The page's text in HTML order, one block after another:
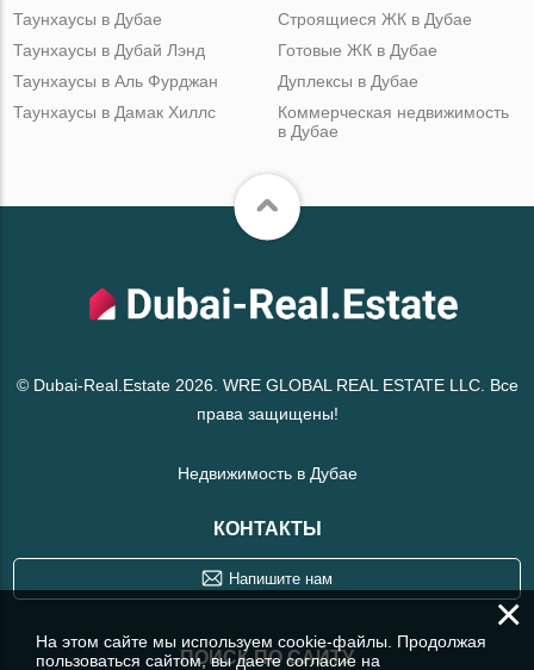
Таунхаусы в Дубае
Таунхаусы в Дубай Лэнд
Таунхаусы в Аль Фурджан
Таунхаусы в Дамак Хиллс
Строящиеся ЖК в Дубае
Готовые ЖК в Дубае
Дуплексы в Дубае
Коммерческая недвижимость
в Дубае
© Dubai-Real.Estate 2026. WRE GLOBAL REAL ESTATE LLC. Все
права защищены!
Недвижимость в Дубае
КОНТАКТЫ
Напишите нам
ПОИСК ПО САЙТУ
×
На этом сайте мы используем cookie-файлы. Продолжая
пользоваться сайтом, вы даете согласие на